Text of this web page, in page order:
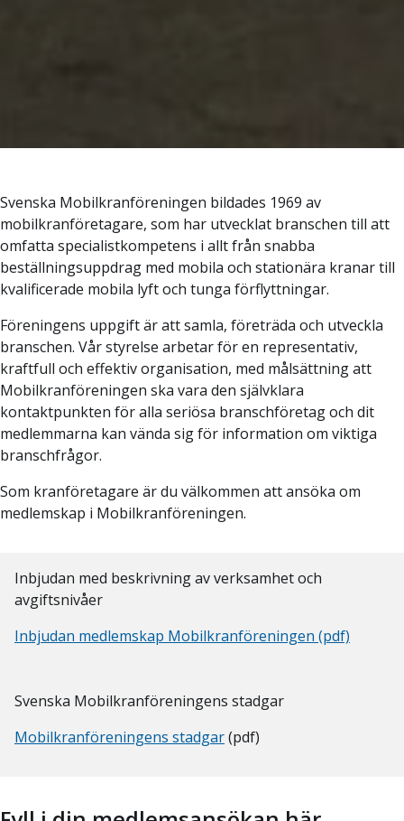
Svenska Mobilkranföreningen bildades 1969 av
mobilkranföretagare, som har utvecklat branschen till att
omfatta specialistkompetens i allt från snabba
beställningsuppdrag med mobila och stationära kranar till
kvalificerade mobila lyft och tunga förflyttningar.
Föreningens uppgift är att samla, företräda och utveckla
branschen. Vår styrelse arbetar för en representativ,
kraftfull och effektiv organisation, med målsättning att
Mobilkranföreningen ska vara den självklara
kontaktpunkten för alla seriösa branschföretag och dit
medlemmarna kan vända sig för information om viktiga
branschfrågor.
Som kranföretagare är du välkommen att ansöka om
medlemskap i Mobilkranföreningen.
Inbjudan med beskrivning av verksamhet och
avgiftsnivåer
Inbjudan medlemskap Mobilkranföreningen (pdf)
Svenska Mobilkranföreningens stadgar
Mobilkranföreningens stadgar(pdf)